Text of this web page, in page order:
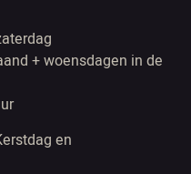
+ woensdagen in de
en